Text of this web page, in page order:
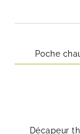
Poche
Décapeur